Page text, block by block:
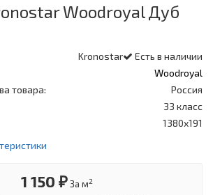
Woodroyal Дуб
Есть в наличии
Kronostar
Woodroyal
товара:
Россия
33 класс
1380х191
1 150 ₽ За м2